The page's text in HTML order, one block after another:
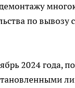
по
2024 года,